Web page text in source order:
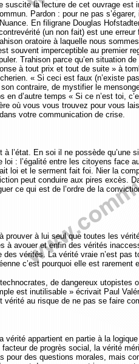
suscite la lecture de cet ouvrage est
Pardon : pour ne pas
En filigrane Douglas
(un non fait) est une erreur
oratoire à laquelle nous
souvent imperceptible au premier
Trahison parce qu’en situation
à tout prix et tout de suite » à
« Si ceci est faux (n’existe
contraire, de mystifier le
en d’autre temps « Si ce n’est toi,
où vous vous trouvez pour vous
votre communication de crise.
l’état. En soi il ne possède qu’une
: l’égalité entre les citoyens face
loi et le serment fait foi. Nier la
peut conduire aux pires excès.
ce qui est de l’ordre de la
prouver à lui seul que toutes les
à avouer et enfin des vérités
des vérités. La vérité vraie n’est pas
c’est pourquoi elle est rarement
de dangereux utopistes
est inutilisable » écrivait Paul
au risque de ne pas se faire
appartient en partie à la
de progrès social, la vérité
des questions morales, mais